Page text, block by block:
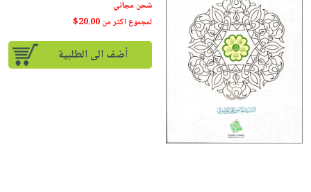
إختياراتنا
كتب
أكاديمية
صندوق
English
books
iKitab
بلا
حدود
أسئلة
تحميل
أسئلة
يتكرر
طرحها
تحميل
masmu3
تحميل
المواضيع
الأكثر
مبيعاً
إختياراتنا
وسائل
صندوق
تعليمية
الصحة
والعناية
الكل
شحن مجاني
لمجموع اكثر من 20.00$
أضف الى الطلبية